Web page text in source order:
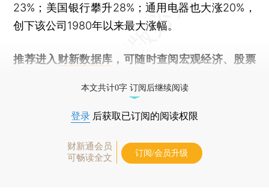
23%；美国银行攀升28%；通用电器也大涨20%，
创下该公司1980年以来最大涨幅。
推荐进入 财新数据库 ，可随时查阅宏观经济、股票
本文共计0字 订阅后继续阅读
登录 后获取已订阅的阅读权限
财新通会员
可畅读全文
订阅/会员升级